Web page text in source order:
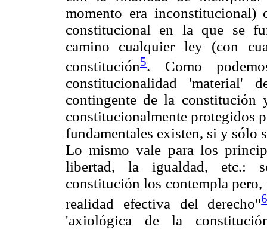
momento era
constitucional en la que se
camino cualquier ley (con
constitución5. Como
constitucionalidad 'material'
contingente de la constitución
constitucionalmente protegidos
fundamentales existen, si y sólo
Lo mismo vale para los
libertad, la igualdad, etc.:
constitución los contempla pero,
realidad efectiva del derecho"
'axiológica de la